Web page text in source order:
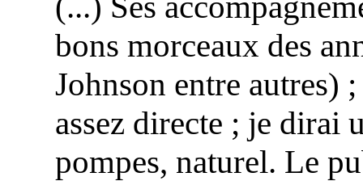
bons morceaux des
Johnson entre autres)
assez directe ; je dirai
pompes, naturel. Le